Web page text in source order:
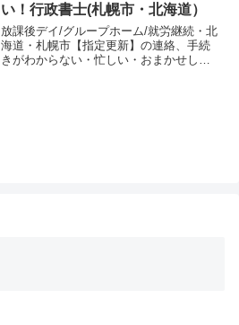
い！行政書士(札幌市・北海道）
放課後デイ/グループホーム/就労継続・北
海道・札幌市【指定更新】の連絡、手続
きがわからない・忙しい・おまかせした